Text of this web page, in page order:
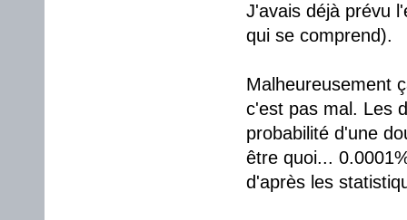
J'avais déjà prévu
qui se comprend).
Malheureusement
c'est pas mal. Les
probabilité d'une
être quoi...
d'après les